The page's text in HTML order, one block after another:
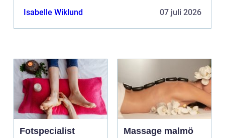
Isabelle Wiklund 07 juli 2026
Fotspecialist
Massage malmö